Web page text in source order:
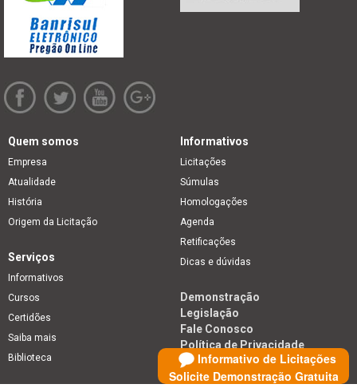
Informativo de Licitações
Solicite Demonstração Gratuita
Quem somos
Empresa
Atualidade
História
Origem da Licitação
Informativos
Licitações
Súmulas
Homologações
Agenda
Retificações
Dicas e dúvidas
Serviços
Informativos
Cursos
Certidões
Saiba mais
Biblioteca
Demonstração
Legislação
Fale Conosco
Política de Privacidade